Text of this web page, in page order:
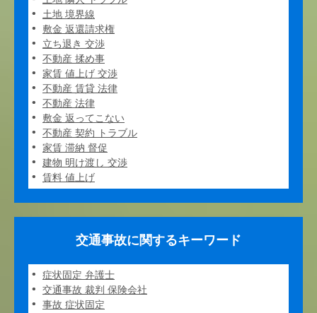
土地 境界線
敷金 返還請求権
立ち退き 交渉
不動産 揉め事
家賃 値上げ 交渉
不動産 賃貸 法律
不動産 法律
敷金 返ってこない
不動産 契約 トラブル
家賃 滞納 督促
建物 明け渡し 交渉
賃料 値上げ
交通事故に関するキーワード
症状固定 弁護士
交通事故 裁判 保険会社
事故 症状固定